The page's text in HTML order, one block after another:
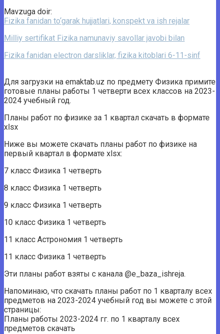
Mavzuga doir:
Fizika fanidan to‘garak hujjatlari, konspekt va ish rejalar
Milliy sertifikat Fizika namunaviy savollar javobi bilan
Fizika fanidan electron darsliklar, fizika kitoblari 6-11-sinf
Для загрузки на emaktab.uz по предмету Физика примите
готовые планы работы 1 четверти всех классов на 2023-
2024 учебный год.
Планы работ по физике за 1 квартал скачать в формате
xlsx
Ниже вы можете скачать планы работ по физике на
первый квартал в формате xlsx:
7 класс Физика 1 четверть
8 класс Физика 1 четверть
9 класс Физика 1 четверть
10 класс Физика 1 четверть
11 класс Астрономия 1 четверть
11 класс Физика 1 четверть
Эти планы работ взяты с канала @e_baza_ishreja.
Напоминаю, что скачать планы работ по 1 кварталу всех
предметов на 2023-2024 учебный год вы можете с этой
страницы:
Планы работы 2023-2024 гг. по 1 кварталу всех
предметов скачать